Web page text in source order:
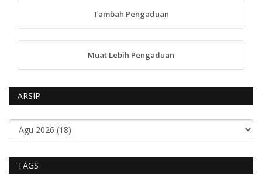
Tambah Pengaduan
Muat Lebih Pengaduan
ARSIP
TAGS